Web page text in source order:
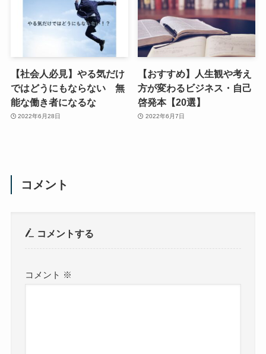
【社会人必見】やる気だけ
ではどうにもならない 無
能な働き者になるな
2022年6月28日
【おすすめ】人生観や考え
方が変わるビジネス・自己
啓発本【20選】
2022年6月7日
コメント
コメントする
コメント ※